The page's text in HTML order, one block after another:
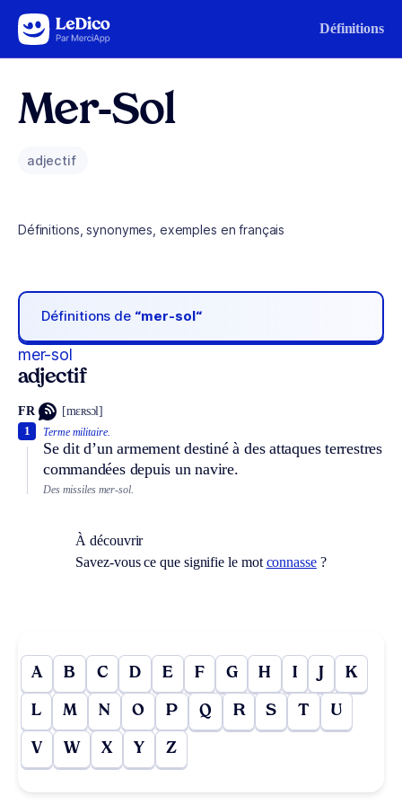
Aller au contenu Définitions
Mer-Sol
adjectif
Définitions, synonymes, exemples en français
Définitions de “mer-sol“
mer-sol
adjectif
FR [mɛʀsɔl]
Terme militaire.
Se dit d’un armement destiné à des attaques terrestres
commandées depuis un navire.
1
Des missiles mer-sol.
À découvrir
Savez-vous ce que signifie le mot connasse?
A B C D E F G H I J K
L M N O P Q R S T U
V W X Y Z